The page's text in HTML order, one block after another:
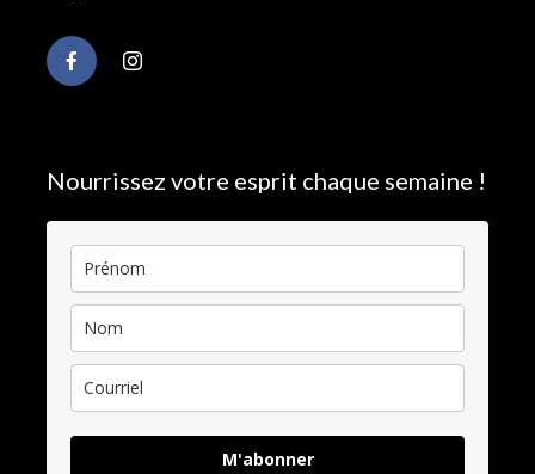
Nourrissez votre esprit chaque semaine !
M'abonner